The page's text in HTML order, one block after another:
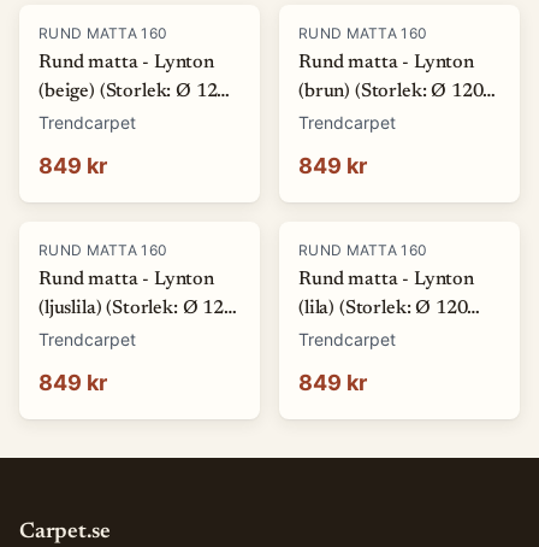
RUND MATTA 160
Rund matta - Lynton
(beige) (Storlek: Ø 120
cm)
Trendcarpet
849 kr
RUND MATTA 160
Rund matta - Lynton
(brun) (Storlek: Ø 120
cm)
Trendcarpet
849 kr
RUND MATTA 160
Rund matta - Lynton
(ljuslila) (Storlek: Ø 120
cm)
Trendcarpet
849 kr
RUND MATTA 160
Rund matta - Lynton
(lila) (Storlek: Ø 120
cm)
Trendcarpet
849 kr
Carpet.se